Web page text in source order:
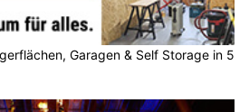
Garagen & Self Storage in 5